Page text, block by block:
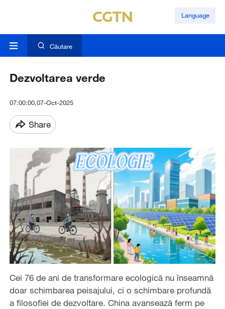
Language
Căutare
Dezvoltarea verde
07:00:00,07-Oct-2025
Share
Cei 76 de ani de transformare ecologică nu înseamnă
doar schimbarea peisajului, ci o schimbare profundă
a filosofiei de dezvoltare. China avansează ferm pe